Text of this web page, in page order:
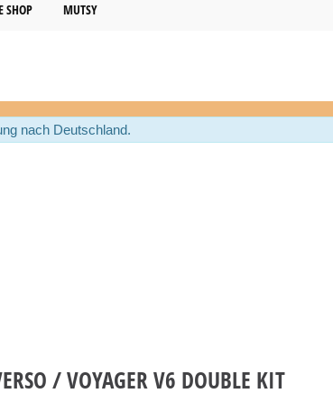
SHOP MUTSY
nach Deutschland.
/ VOYAGER V6 DOUBLE KIT